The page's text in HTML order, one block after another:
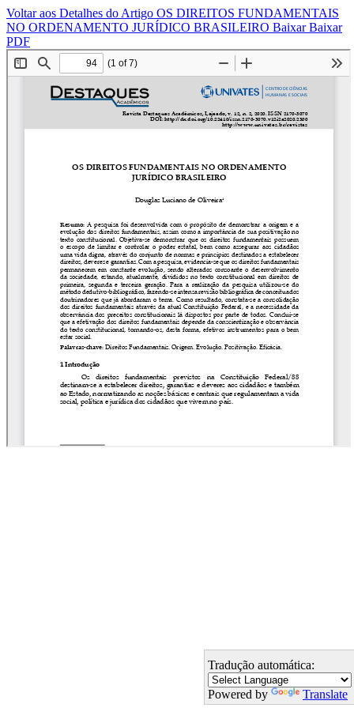
Voltar aos Detalhes do Artigo OS DIREITOS FUNDAMENTAIS
NO ORDENAMENTO JURÍDICO BRASILEIRO BaixarBaixar
PDF
Tradução automática:
Powered by Translate